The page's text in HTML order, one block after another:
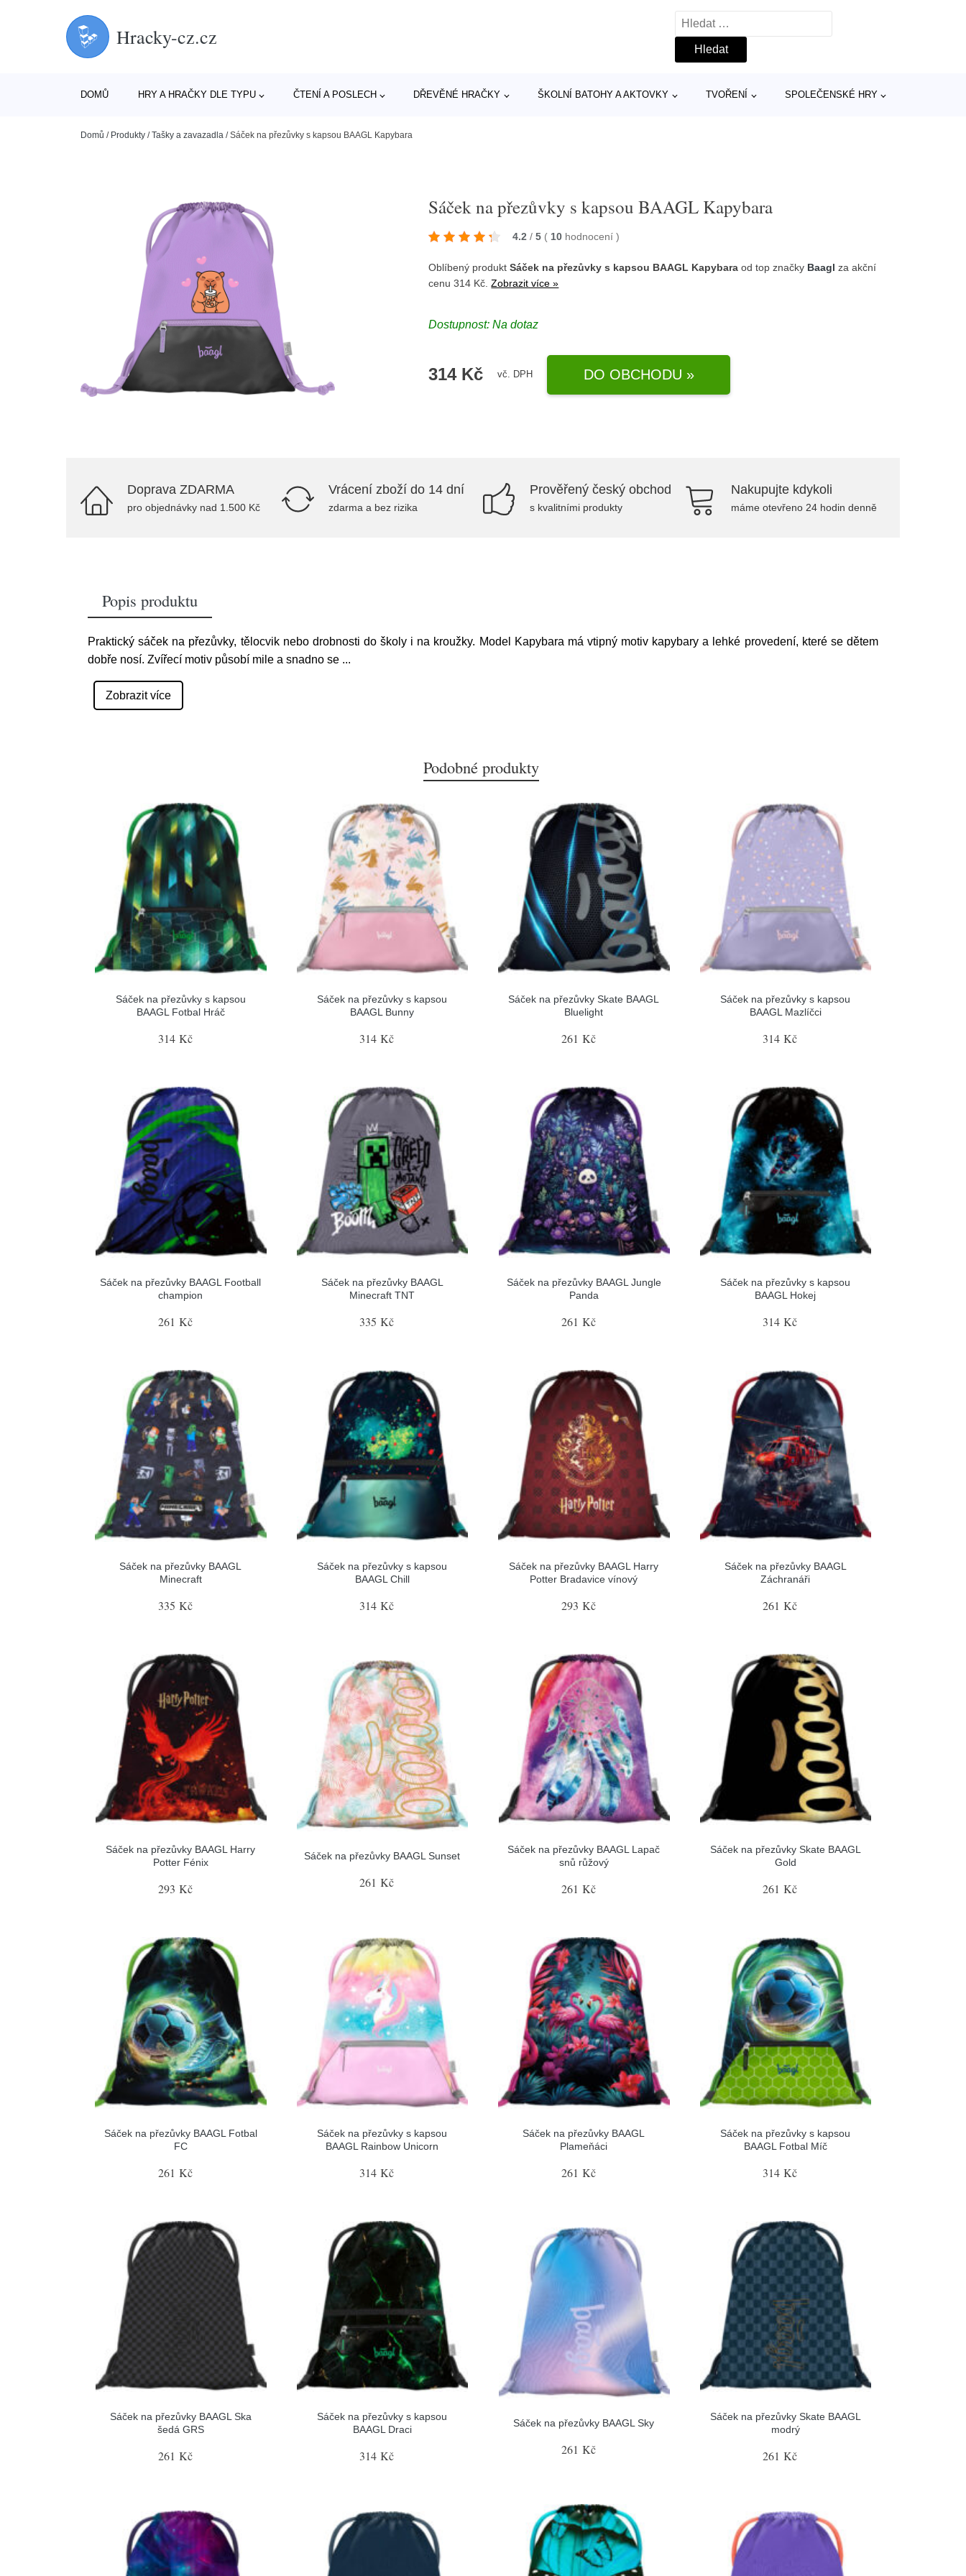
Hracky-cz.cz
Vyhledávání
DOMŮ HRY A HRAČKY DLE TYPU ČTENÍ A POSLECH DŘEVĚNÉ HRAČKY ŠKOLNÍ BATOHY A AKTOVKY TVOŘENÍ SPOLEČENSKÉ HRY
Domů / Produkty /Tašky a zavazadla /Sáček na přezůvky s kapsou BAAGL Kapybara
Sáček na přezůvky s kapsou BAAGL Kapybara
4.2 / 5 ( 10 hodnocení)
Oblíbený produktSáček na přezůvky s kapsou BAAGL Kapybara od top značky Baagl za akční
cenu 314 Kč.Zobrazit více »
Dostupnost: Na dotaz
314 Kč vč. DPH DO OBCHODU »
Doprava ZDARMA
pro objednávky nad 1.500 Kč
Vrácení zboží do 14 dní
zdarma a bez rizika
Prověřený český obchod
s kvalitními produkty
Nakupujte kdykoli
máme otevřeno 24 hodin denně
Popis produktu
Praktický sáček na přezůvky, tělocvik nebo drobnosti do školy i na kroužky. Model Kapybara má vtipný motiv kapybary a lehké provedení, které se dětem
dobře nosí. Zvířecí motiv působí mile a snadno se ...
Zobrazit více
Podobné produkty
Sáček na přezůvky s kapsou
BAAGL Fotbal Hráč
314 Kč
Sáček na přezůvky s kapsou
BAAGL Bunny
314 Kč
Sáček na přezůvky Skate BAAGL
Bluelight
261 Kč
Sáček na přezůvky s kapsou
BAAGL Mazlíčci
314 Kč
Sáček na přezůvky BAAGL Football
champion
261 Kč
Sáček na přezůvky BAAGL
Minecraft TNT
335 Kč
Sáček na přezůvky BAAGL Jungle
Panda
261 Kč
Sáček na přezůvky s kapsou
BAAGL Hokej
314 Kč
Sáček na přezůvky BAAGL
Minecraft
335 Kč
Sáček na přezůvky s kapsou
BAAGL Chill
314 Kč
Sáček na přezůvky BAAGL Harry
Potter Bradavice vínový
293 Kč
Sáček na přezůvky BAAGL
Záchranáři
261 Kč
Sáček na přezůvky BAAGL Harry
Potter Fénix
293 Kč
Sáček na přezůvky BAAGL Sunset
261 Kč
Sáček na přezůvky BAAGL Lapač
snů růžový
261 Kč
Sáček na přezůvky Skate BAAGL
Gold
261 Kč
Sáček na přezůvky BAAGL Fotbal
FC
261 Kč
Sáček na přezůvky s kapsou
BAAGL Rainbow Unicorn
314 Kč
Sáček na přezůvky BAAGL
Plameňáci
261 Kč
Sáček na přezůvky s kapsou
BAAGL Fotbal Míč
314 Kč
Sáček na přezůvky BAAGL Ska
šedá GRS
261 Kč
Sáček na přezůvky s kapsou
BAAGL Draci
314 Kč
Sáček na přezůvky BAAGL Sky
261 Kč
Sáček na přezůvky Skate BAAGL
modrý
261 Kč